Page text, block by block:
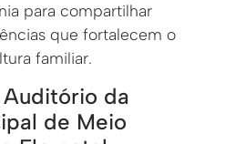
para compartilhar
que fortalecem o
familiar.
da
de Meio